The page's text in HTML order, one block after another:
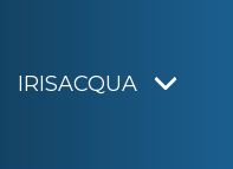
IRISACQUA